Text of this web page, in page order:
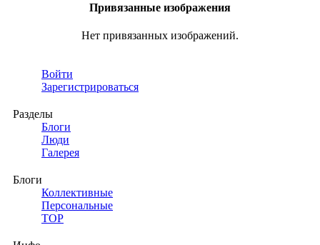
Привязанные изображения
Нет привязанных изображений.
Войти
Зарегистрироваться
Разделы
Блоги
Люди
Галерея
Блоги
Коллективные
Персональные
TOP